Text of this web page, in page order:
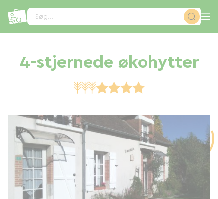
Søg...
4-stjernede økohytter
CCookie-styringspanel